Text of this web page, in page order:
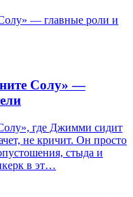
Солу» —
где Джимми сидит
не кричит. Он просто
стыда и
в эт…